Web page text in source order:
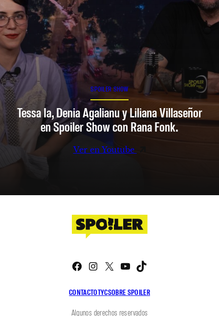
SPOILER SHOW
Tessa Ia, Denia Agalianu y Liliana Villaseñor
en Spoiler Show con Rana Fonk.
Ver en Youtube
CONTACTOTYCSOBRE SPOILER
Facebook
Instagram
X YouTube
Algunos derechos reservados